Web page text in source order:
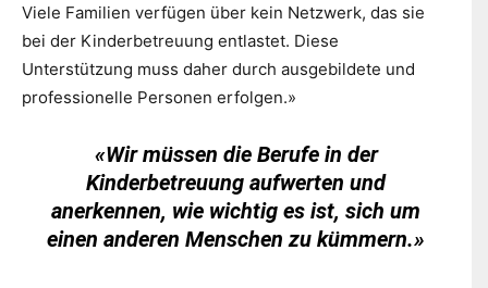
Viele Familien verfügen über kein Netzwerk, das sie
bei der Kinderbetreuung entlastet. Diese
Unterstützung muss daher durch ausgebildete und
professionelle Personen erfolgen.»
«Wir müssen die Berufe in der
Kinderbetreuung aufwerten und
anerkennen, wie wichtig es ist, sich um
einen anderen Menschen zu kümmern.»